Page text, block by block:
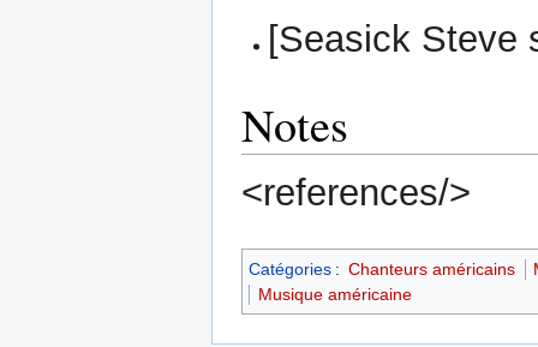
[Seasick Steve
Notes
<references/>
Catégories : Chanteurs américains
Musique américaine